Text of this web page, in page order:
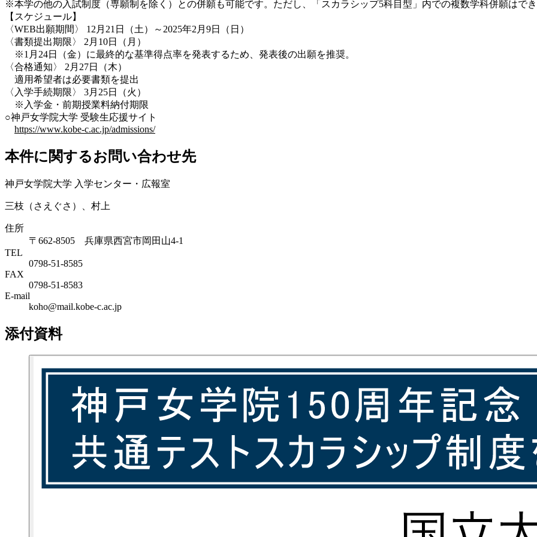
※本学の他の入試制度（専願制を除く）との併願も可能です。ただし、「スカラシップ5科目型」内での複数学科併願はでき
【スケジュール】
〈WEB出願期間〉 12月21日（土）～2025年2月9日（日）
〈書類提出期限〉 2月10日（月）
※1月24日（金）に最終的な基準得点率を発表するため、発表後の出願を推奨。
〈合格通知〉 2月27日（木）
適用希望者は必要書類を提出
〈入学手続期限〉 3月25日（火）
※入学金・前期授業料納付期限
○神戸女学院大学 受験生応援サイト
https://www.kobe-c.ac.jp/admissions/
本件に関するお問い合わせ先
神戸女学院大学 入学センター・広報室
三枝（さえぐさ）、村上
住所
〒662-8505 兵庫県西宮市岡田山4-1
TEL
0798-51-8585
FAX
0798-51-8583
E-mail
koho@mail.kobe-c.ac.jp
添付資料